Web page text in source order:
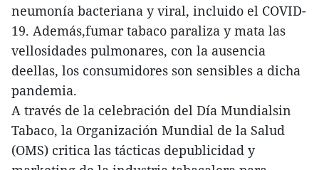
neumonía bacteriana y viral, incluido el COVID-
19. Además,fumar tabaco paraliza y mata las
vellosidades pulmonares, con la ausencia
deellas, los consumidores son sensibles a dicha
pandemia.
A través de la celebración del Día Mundialsin
Tabaco, la Organización Mundial de la Salud
(OMS) critica las tácticas depublicidad y